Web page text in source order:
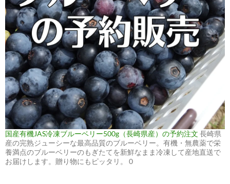
国産有機JAS冷凍ブルーベリー500g（長崎県産）の予約注文 長崎県
産の完熟ジューシーな最高品質のブルーベリー。有機・無農薬で栄
養満点のブルーベリーのもぎたてを新鮮なまま冷凍して産地直送で
お届けします。贈り物にもピッタリ。 0